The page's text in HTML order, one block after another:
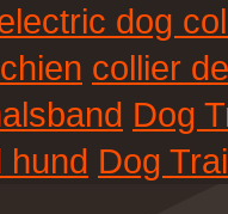
dog
collier
Dog
hund Dog